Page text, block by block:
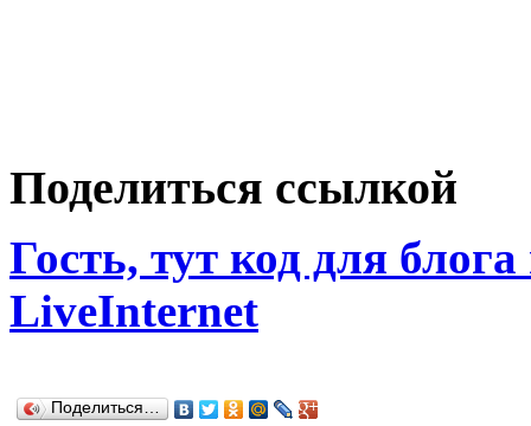
Поделиться ссылкой
Гость, тут код для
LiveInternet
Поделиться…